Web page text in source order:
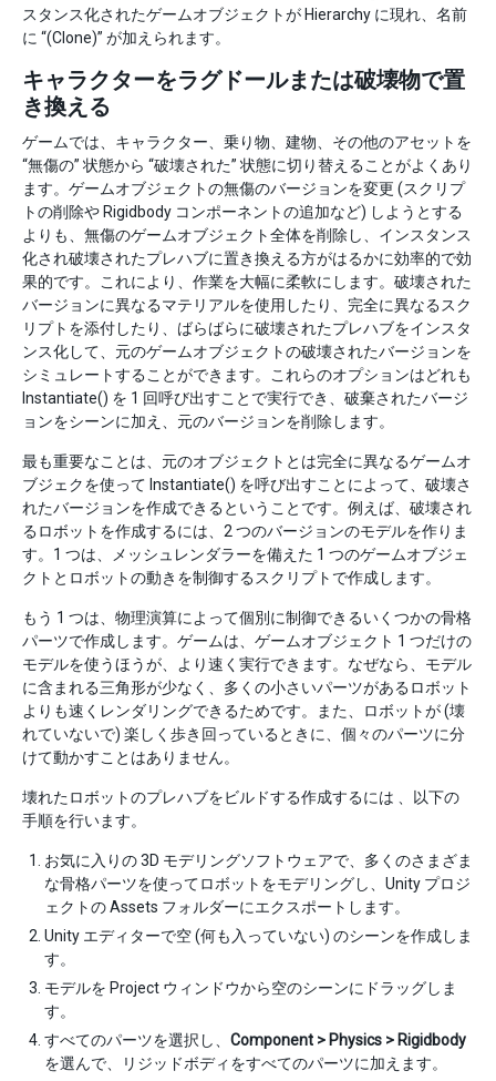
スタンス化されたゲームオブジェクトが Hierarchy に現れ、名前
に “(Clone)” が加えられます。
キャラクターをラグドールまたは破壊物で置
き換える
ゲームでは、キャラクター、乗り物、建物、その他のアセットを
“無傷の” 状態から “破壊された” 状態に切り替えることがよくあり
ます。ゲームオブジェクトの無傷のバージョンを変更 (スクリプ
トの削除や Rigidbody コンポーネントの追加など) しようとする
よりも、無傷のゲームオブジェクト全体を削除し、インスタンス
化され破壊されたプレハブに置き換える方がはるかに効率的で効
果的です。これにより、作業を大幅に柔軟にします。破壊された
バージョンに異なるマテリアルを使用したり、完全に異なるスク
リプトを添付したり、ばらばらに破壊されたプレハブをインスタ
ンス化して、元のゲームオブジェクトの破壊されたバージョンを
シミュレートすることができます。これらのオプションはどれも
Instantiate() を 1 回呼び出すことで実行でき、破棄されたバージ
ョンをシーンに加え、元のバージョンを削除します。
最も重要なことは、元のオブジェクトとは完全に異なるゲームオ
ブジェクを使って Instantiate() を呼び出すことによって、破壊さ
れたバージョンを作成できるということです。例えば、破壊され
るロボットを作成するには、2 つのバージョンのモデルを作りま
す。1 つは、メッシュレンダラーを備えた 1 つのゲームオブジェ
クトとロボットの動きを制御するスクリプトで作成します。
もう 1 つは、物理演算によって個別に制御できるいくつかの骨格
パーツで作成します。ゲームは、ゲームオブジェクト 1 つだけの
モデルを使うほうが、より速く実行できます。なぜなら、モデル
に含まれる三角形が少なく、多くの小さいパーツがあるロボット
よりも速くレンダリングできるためです。また、ロボットが (壊
れていないで) 楽しく歩き回っているときに、個々のパーツに分
けて動かすことはありません。
壊れたロボットのプレハブをビルドする作成するには 、以下の
手順を行います。
お気に入りの 3D モデリングソフトウェアで、多くのさまざま
な骨格パーツを使ってロボットをモデリングし、Unity プロジ
ェクトの Assets フォルダーにエクスポートします。
Unity エディターで空 (何も入っていない) のシーンを作成しま
す。
モデルを Project ウィンドウから空のシーンにドラッグしま
す。
すべてのパーツを選択し、 Component > Physics > Rigidbody
を選んで、リジッドボディをすべてのパーツに加えます。